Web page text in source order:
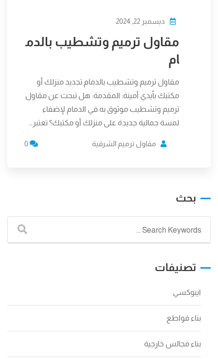
ديسمبر 22, 2024
مقاول ترميم وتشطيب بالدم
ام
مقاول ترميم وتشطيب بالدمام تجديد منزلك أو
مكتبك بأيدي أمينة: المقدمة: هل تبحث عن مقاول
ترميم وتشطيب موثوق به في الدمام لإضفاء
لمسة جمالية جديدة على منزلك أو مكتبك؟ تعتبر…
مقاول ترميم الشرقية
بحث
تصنيفات
ايبوكسي
بناء قواطع
بناء مجالس خارجية